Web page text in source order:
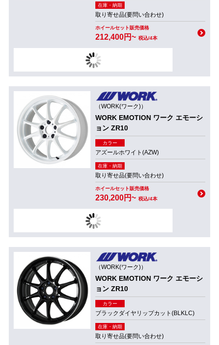
在庫・納期
取り寄せ品(要問い合わせ)
ホイールセット販売価格
212,400円~ 税込/4本
（WORK(ワーク)）
WORK EMOTION ワーク エモーシ
ョン ZR10
カラー
アズールホワイト(AZW)
在庫・納期
取り寄せ品(要問い合わせ)
ホイールセット販売価格
230,200円~ 税込/4本
（WORK(ワーク)）
WORK EMOTION ワーク エモーシ
ョン ZR10
カラー
ブラックダイヤリップカット(BLKLC)
在庫・納期
取り寄せ品(要問い合わせ)